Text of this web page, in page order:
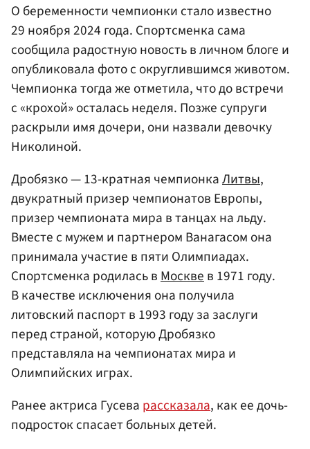
О беременности чемпионки стало известно
29 ноября 2024 года. Спортсменка сама
сообщила радостную новость в личном блоге и
опубликовала фото с округлившимся животом.
Чемпионка тогда же отметила, что до встречи
с «крохой» осталась неделя. Позже супруги
раскрыли имя дочери, они назвали девочку
Николиной.
Дробязко — 13-кратная чемпионкаЛитвы,
двукратный призер чемпионатов Европы,
призер чемпионата мира в танцах на льду.
Вместе с мужем и партнером Ванагасом она
принимала участие в пяти Олимпиадах.
Спортсменка родилась вМосквев 1971 году.
В качестве исключения она получила
литовский паспорт в 1993 году за заслуги
перед страной, которую Дробязко
представляла на чемпионатах мира и
Олимпийских играх.
Ранее актриса Гусева рассказала, как ее дочь-
подросток спасает больных детей.